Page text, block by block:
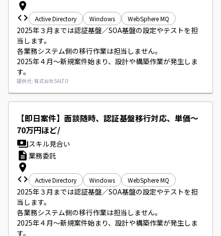
Active Directory Windows WebSphere MQ
2025年３月までは認証基盤／SOA基盤の設定やテストを担
当します。
各業務システム側の移行作業は担当しません。
2025年４月～新規案件始まり、設計や構築作業が発生しま
す。
提供元: 株式会社SALTO
【即日案件】面談随時、認証基盤移行対応、単価～
70万円ほど/
スキル見合い
業務委託
Active Directory Windows WebSphere MQ
2025年３月までは認証基盤／SOA基盤の設定やテストを担
当します。
各業務システム側の移行作業は担当しません。
2025年４月～新規案件始まり、設計や構築作業が発生しま
す。